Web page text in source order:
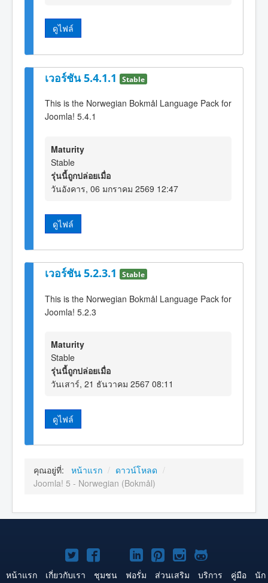
ดูไฟล์
เวอร์ชัน 5.4.1.1 Stable
This is the Norwegian Bokmål Language Pack for
Joomla! 5.4.1
Maturity
Stable
รุ่นนี้ถูกปล่อยเมื่อ
วันอังคาร, 06 มกราคม 2569 12:47
ดูไฟล์
เวอร์ชัน 5.2.3.1 Stable
This is the Norwegian Bokmål Language Pack for
Joomla! 5.2.3
Maturity
Stable
รุ่นนี้ถูกปล่อยเมื่อ
วันเสาร์, 21 ธันวาคม 2567 08:11
ดูไฟล์
คุณอยู่ที่: หน้าแรก / ดาวน์โหลด /
Joomla! 5 - Norwegian (Bokmål)
Joomla!
บน
Joomla!
บน
Joomla!
บน
Joomla!
บน
Joomla!
บน
Joomla!
บน
Joomla!
บน
หน้าแรก เกี่ยวกับเรา ชุมชน ฟอรั่ม ส่วนเสริม บริการ คู่มือ
นัก